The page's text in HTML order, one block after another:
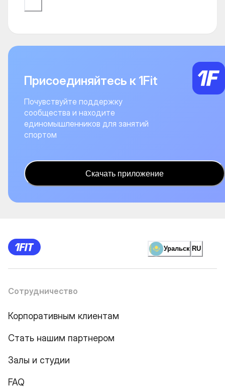
Присоединяйтесь к 1Fit
Почувствуйте поддержку
сообщества и находите
единомышленников для занятий
спортом
Скачать приложение
Уральск RU
Сотрудничество
Корпоративным клиентам
Стать нашим партнером
Залы и студии
FAQ